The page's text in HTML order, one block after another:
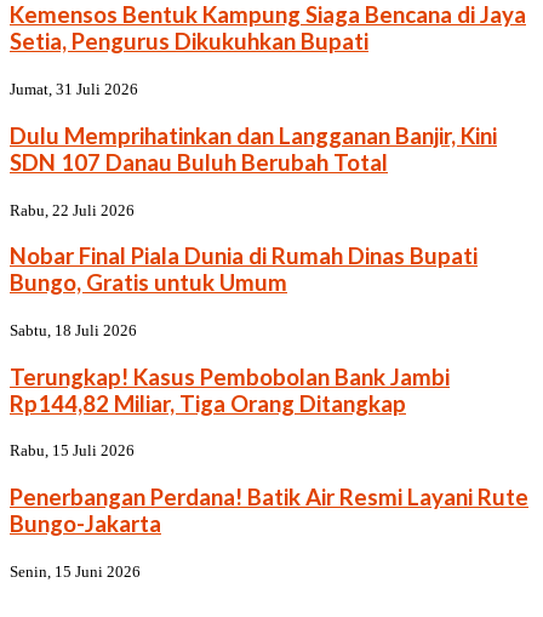
Kemensos Bentuk Kampung Siaga Bencana di Jaya
Setia, Pengurus Dikukuhkan Bupati
Jumat, 31 Juli 2026
Dulu Memprihatinkan dan Langganan Banjir, Kini
SDN 107 Danau Buluh Berubah Total
Rabu, 22 Juli 2026
Nobar Final Piala Dunia di Rumah Dinas Bupati
Bungo, Gratis untuk Umum
Sabtu, 18 Juli 2026
Terungkap! Kasus Pembobolan Bank Jambi
Rp144,82 Miliar, Tiga Orang Ditangkap
Rabu, 15 Juli 2026
Penerbangan Perdana! Batik Air Resmi Layani Rute
Bungo-Jakarta
Senin, 15 Juni 2026